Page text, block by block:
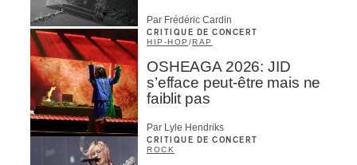
Par Frédéric Cardin
CRITIQUE DE CONCERT
HIP-HOP /RAP
OSHEAGA 2026: JID
s’efface peut-être mais ne
faiblit pas
Par Lyle Hendriks
CRITIQUE DE CONCERT
ROCK